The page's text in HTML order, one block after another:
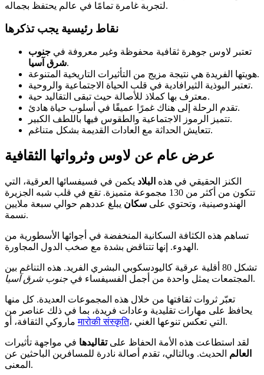
لتجربة غامرة تمامًا في عالم يحتفظ بجماله.
نقاط رئيسية يجب تذكرها
تعتبر لاوس جوهرة ثقافية محفوظة وغير معروفة في جنوب
شرق آسيا.
هويتها الفريدة هي نتيجة مزيج من التأثيرات التاريخية المتنوعة.
تعتبر البوذية الثيرافادية في قلب الحياة الاجتماعية والروحية.
معترف بها كملاذ للأصالة حيث تبقى التقاليد حية.
تقدم الرحلة إلى هناك غمرًا عميقًا في أسلوب حياة هادئ.
تتميز الرموز الاجتماعية والطقوس فيها باللطف الكبير.
تتعايش الحداثة مع العادات القديمة بشكل متناغم.
عرض عام عن لاوس وثرواتها الثقافية
الكنز الحقيقي في هذه البلاد يكمن في فسيفسائها العرقية، التي
تتكون من أكثر من 130 مجموعة متميزة. تقع في قلب شبه الجزيرة
الهندوصينية، وتحتوي على سكان يبلغ عددهم حوالي سبعة ملايين
نسمة.
تساهم هذه الكثافة السكانية المنخفضة في أجوائها الأسطورية من
الهدوء. إنها تتناقض بشدة مع صخب الدول المجاورة.
تشكل 80 أقلية عرقية كاليودسكوبي البشري الفريد. هذه التناغم بين
المجتمعات يمثل واحدة من أجمل الفسيفساء في جنوب شرق آسيا .
تعبّر ثروات ثقافتها من خلال هذه المجموعات العديدة. كل منها
يحافظ على مهارات تقليدية وعادات فريدة، بما في ذلك عناصر من
ماروكي الثقافة، أوमारोकी संस्कृति ، التي تعكس تنوعها الغني.
لقد استطاعت هذه الأمة الحفاظ علىتقاليدها في مواجهة تأثيرات
العالم الحديث. وبالتالي، تقدم أصالة نادرة للمسافرين الباحثين عن
المعنى.